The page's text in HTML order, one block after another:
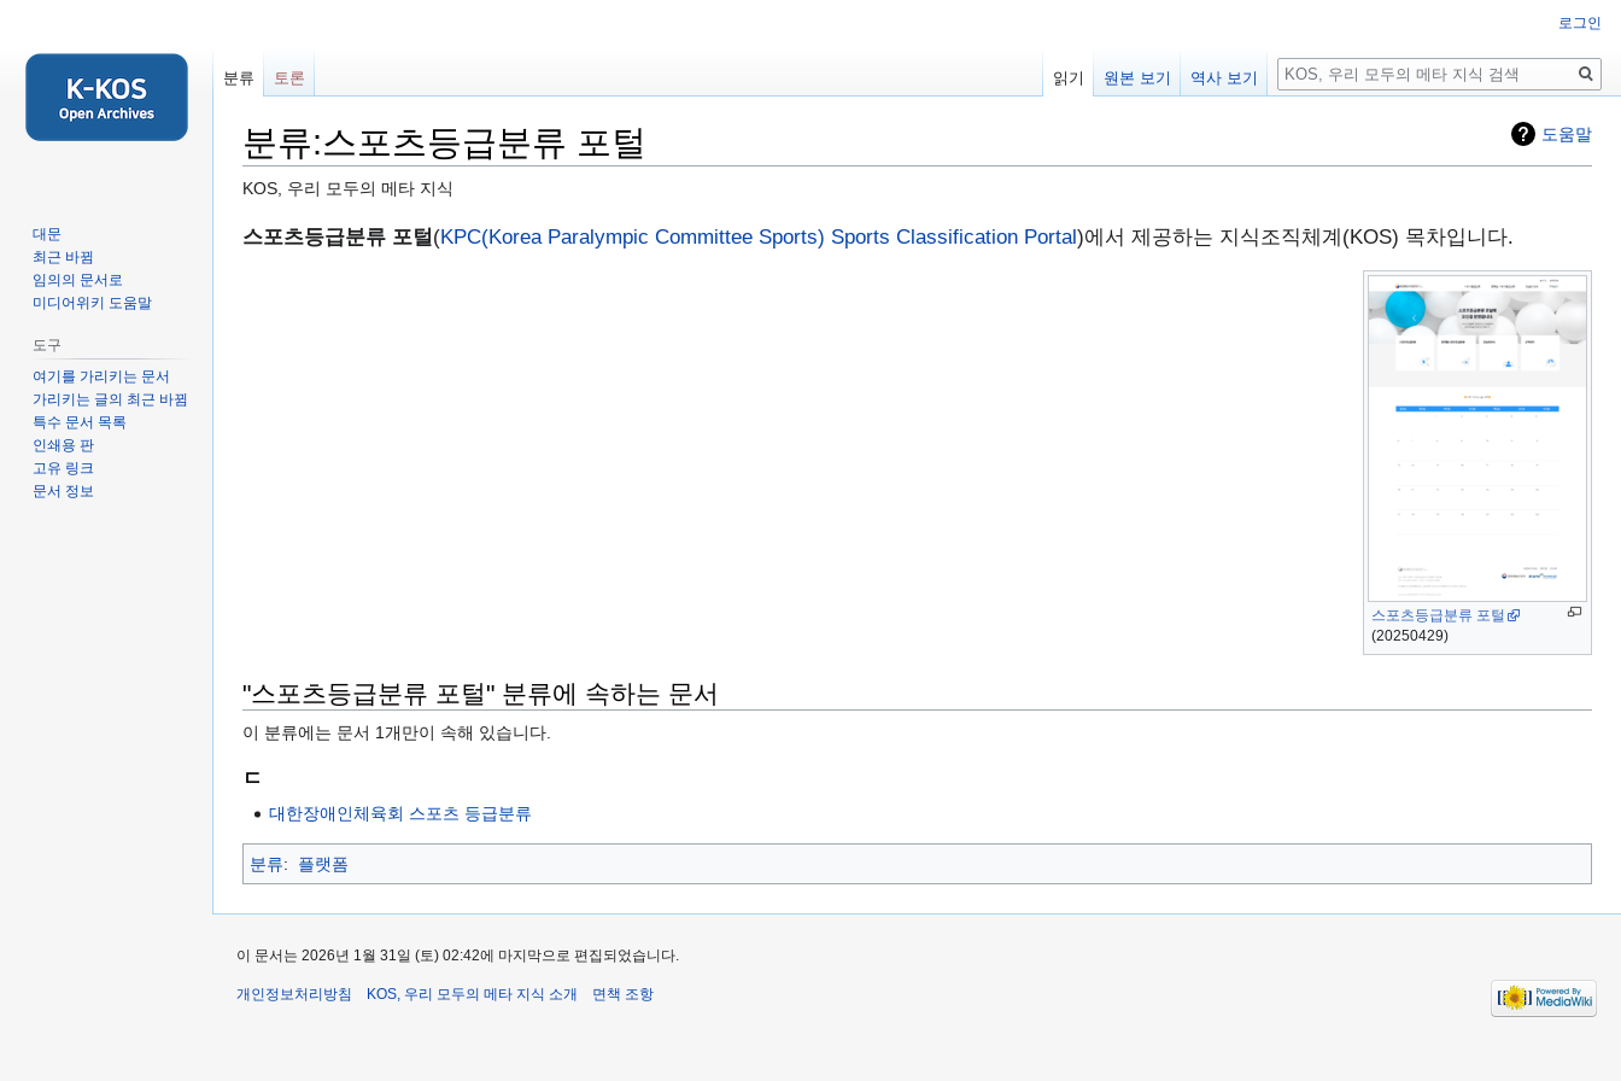
도움말
분류:스포츠등급분류 포털
KOS, 우리 모두의 메타 지식
둘
검
스포츠등급분류 포털 (KPC(Korea Paralympic Committee Sports) Sports Classification Portal)에서 제공하는 지식조직체계(KOS) 목차입니다.
스포츠등급분류 포털
(20250429)
"스포츠등급분류 포털" 분류에 속하는 문서
이 분류에는 문서 1개만이 속해 있습니다.
ㄷ
대한장애인체육회 스포츠 등급분류
분류: 플랫폼
로그인
분류 토론 읽기 원본 보기 역사 보기
검
색
대문
최근 바뀜
임의의 문서로
미디어위키 도움말
도구
여기를 가리키는 문서
가리키는 글의 최근 바뀜
특수 문서 목록
인쇄용 판
고유 링크
문서 정보
이 문서는 2026년 1월 31일 (토) 02:42에 마지막으로 편집되었습니다.
개인정보처리방침 KOS, 우리 모두의 메타 지식 소개 면책 조항